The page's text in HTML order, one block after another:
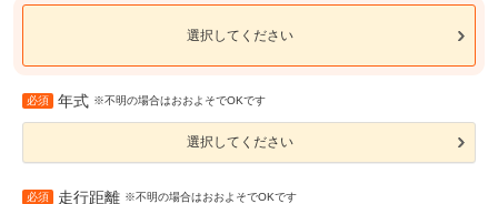
選択してください
必須 年式 ※不明の場合はおおよそでOKです
選択してください
必須 走行距離 ※不明の場合はおおよそでOKです